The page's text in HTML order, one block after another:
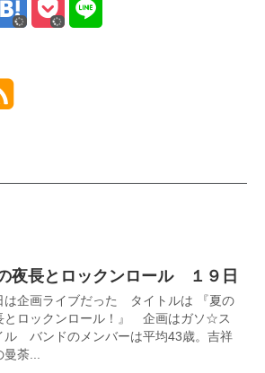
夜長とロックンロール １９日
は企画ライブだった タイトルは 『夏の
とロックンロール！』 企画はガソ☆ス
ル バンドのメンバーは平均43歳。吉祥
荼...